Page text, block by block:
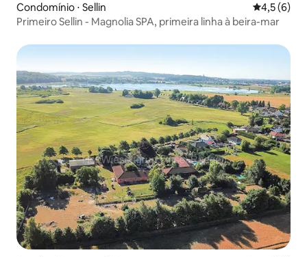
Condomínio ⋅ Sellin 4,5 de
4,5 (6)
Primeiro Sellin - Magnolia SPA, primeira linha à beira-mar